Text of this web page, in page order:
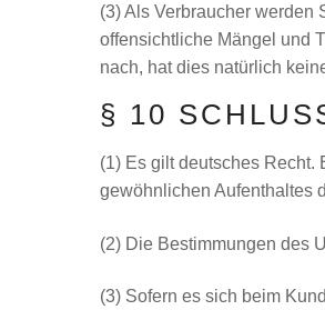
(3) Als Verbraucher werden
offensichtliche Mängel und
nach, hat dies natürlich
§ 10
(1) Es gilt deutsches Recht.
gewöhnlichen Aufenthaltes
(2) Die Bestimmungen des
(3) Sofern es sich beim